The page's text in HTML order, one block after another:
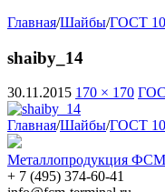
Главная/Шайбы/ГОСТ
shaiby_14
30.11.2015 170 × 170
Главная/Шайбы/ГОСТ
Металлопродукция
+ 7 (495) 374-60-41